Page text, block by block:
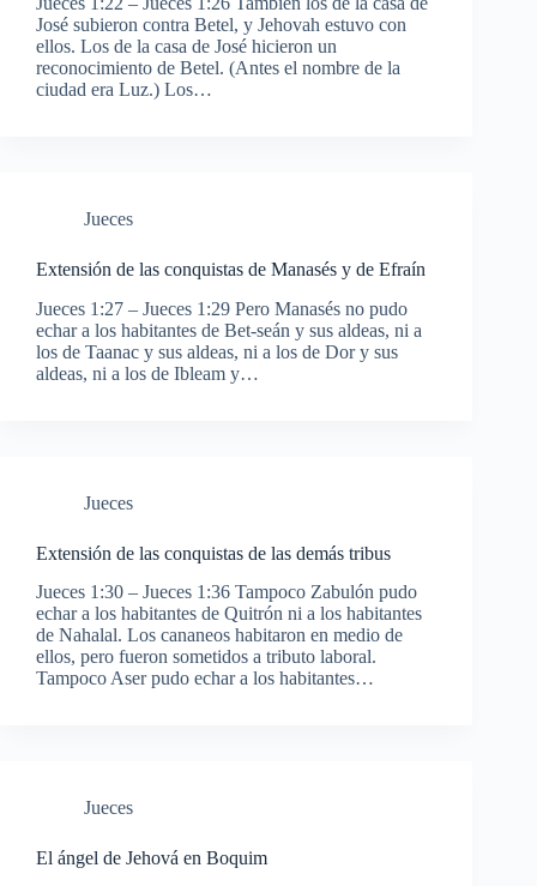
José subieron contra Betel, y Jehovah estuvo con
ellos. Los de la casa de José hicieron un
reconocimiento de Betel. (Antes el nombre de la
ciudad era Luz.) Los…
Jueces
Extensión de las conquistas de Manasés y de Efraín
Jueces 1:27 – Jueces 1:29 Pero Manasés no pudo
echar a los habitantes de Bet-seán y sus aldeas, ni a
los de Taanac y sus aldeas, ni a los de Dor y sus
aldeas, ni a los de Ibleam y…
Jueces
Extensión de las conquistas de las demás tribus
Jueces 1:30 – Jueces 1:36 Tampoco Zabulón pudo
echar a los habitantes de Quitrón ni a los habitantes
de Nahalal. Los cananeos habitaron en medio de
ellos, pero fueron sometidos a tributo laboral.
Tampoco Aser pudo echar a los habitantes…
Jueces
El ángel de Jehová en Boquim